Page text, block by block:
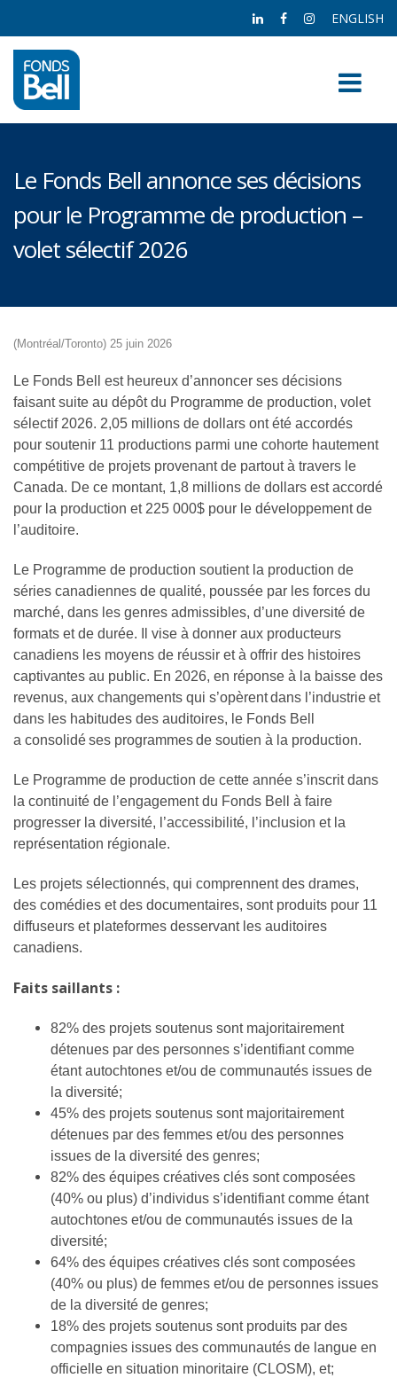
ENGLISH
Le Fonds Bell annonce ses décisions
pour le Programme de production –
volet sélectif 2026
(Montréal/Toronto) 25 juin 2026
Le Fonds Bell est heureux d’annoncer ses décisions
faisant suite au dépôt du Programme de production, volet
sélectif 2026. 2,05 millions de dollars ont été accordés
pour soutenir 11 productions parmi une cohorte hautement
compétitive de projets provenant de partout à travers le
Canada. De ce montant, 1,8 millions de dollars est accordé
pour la production et 225 000$ pour le développement de
l’auditoire.
Le Programme de production soutient la production de
séries canadiennes de qualité, poussée par les forces du
marché, dans les genres admissibles, d’une diversité de
formats et de durée. Il vise à donner aux producteurs
canadiens les moyens de réussir et à offrir des histoires
captivantes au public. En 2026, en réponse à la baisse des
revenus, aux changements qui s’opèrent dans l’industrie et
dans les habitudes des auditoires, le Fonds Bell
a consolidé ses programmes de soutien à la production.
Le Programme de production de cette année s’inscrit dans
la continuité de l’engagement du Fonds Bell à faire
progresser la diversité, l’accessibilité, l’inclusion et la
représentation régionale.
Les projets sélectionnés, qui comprennent des drames,
des comédies et des documentaires, sont produits pour 11
diffuseurs et plateformes desservant les auditoires
canadiens.
Faits saillants :
82% des projets soutenus sont majoritairement
détenues par des personnes s’identifiant comme
étant autochtones et/ou de communautés issues de
la diversité;
45% des projets soutenus sont majoritairement
détenues par des femmes et/ou des personnes
issues de la diversité des genres;
82% des équipes créatives clés sont composées
(40% ou plus) d’individus s’identifiant comme étant
autochtones et/ou de communautés issues de la
diversité;
64% des équipes créatives clés sont composées
(40% ou plus) de femmes et/ou de personnes issues
de la diversité de genres;
18% des projets soutenus sont produits par des
compagnies issues des communautés de langue en
officielle en situation minoritaire (CLOSM), et;